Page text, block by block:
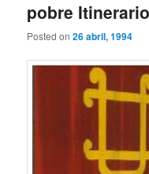
pobre
Posted on26 abril, 1994